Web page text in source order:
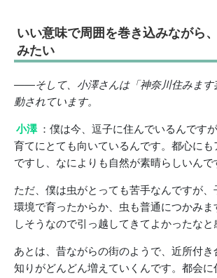
いい意味で周囲を巻き込みながら
みたい
――そして、小澤さんは「神奈川住みます
動されています。
小澤 ：僕は今、逗子に住んでいるんです
育てにとても向いているんです。都心にも
ですし、なによりも自然が素晴らしいんで
ただ、僕は虫がとっても苦手なんですが
環境で育ったからか、虫も普通につかみま
しそうなので引っ越してきてよかったなと
あとは、昔ながらの街のようで、近所付き
知りがどんどん増えていくんです。都会に